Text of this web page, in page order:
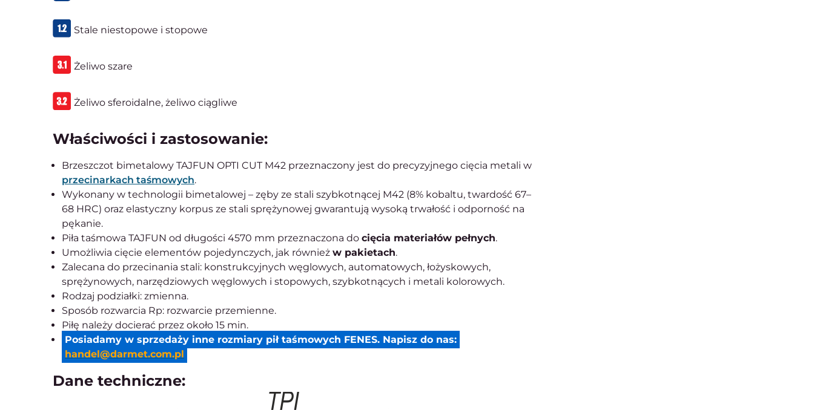
Stale niestopowe i stopowe
Żeliwo szare
Żeliwo sferoidalne, żeliwo ciągliwe
Właściwości i zastosowanie:
Brzeszczot bimetalowy TAJFUN OPTI CUT M42 przeznaczony jest do precyzyjnego cięcia metali w
przecinarkach taśmowych.
Wykonany w technologii bimetalowej – zęby ze stali szybkotnącej M42 (8% kobaltu, twardość 67–
68 HRC) oraz elastyczny korpus ze stali sprężynowej gwarantują wysoką trwałość i odporność na
pękanie.
Piła taśmowa TAJFUN od długości 4570 mm przeznaczona do cięcia materiałów pełnych.
Umożliwia cięcie elementów pojedynczych, jak również w pakietach.
Zalecana do przecinania stali: konstrukcyjnych węglowych, automatowych, łożyskowych,
sprężynowych, narzędziowych węglowych i stopowych, szybkotnących i metali kolorowych.
Rodzaj podziałki: zmienna.
Sposób rozwarcia Rp: rozwarcie przemienne.
Piłę należy docierać przez około 15 min.
Posiadamy w sprzedaży inne rozmiary pił taśmowych FENES. Napisz do nas:
handel@darmet.com.pl
Dane techniczne: